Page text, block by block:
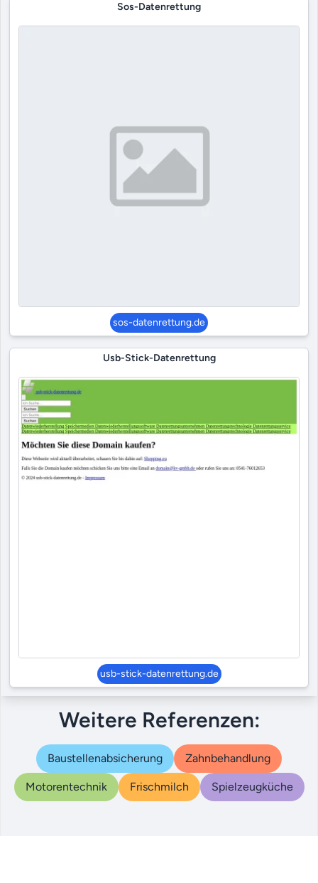
Sos-Datenrettung
sos-datenrettung.de
Usb-Stick-Datenrettung
usb-stick-datenrettung.de
Weitere Referenzen:
Baustellenabsicherung Zahnbehandlung
Motorentechnik Frischmilch Spielzeugküche